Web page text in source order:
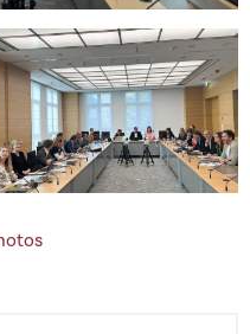
image in gallery